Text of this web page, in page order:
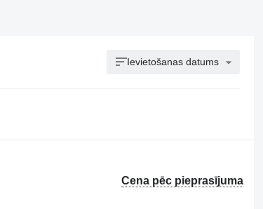
Ievietošanas datums
Cena pēc pieprasījuma